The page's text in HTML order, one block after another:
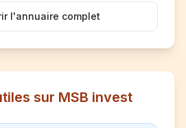
l'annuaire complet
sur MSB invest